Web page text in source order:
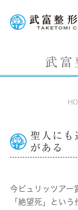
武富
聖人にも
がある
今ピュリッツアー
「絶望死」とい